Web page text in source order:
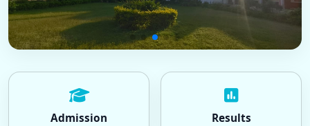
Admission Results